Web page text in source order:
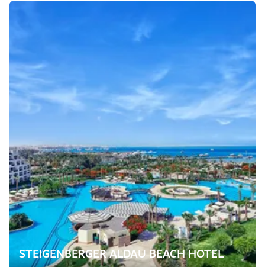
STEIGENBERGER ALDAU BEACH HOTEL